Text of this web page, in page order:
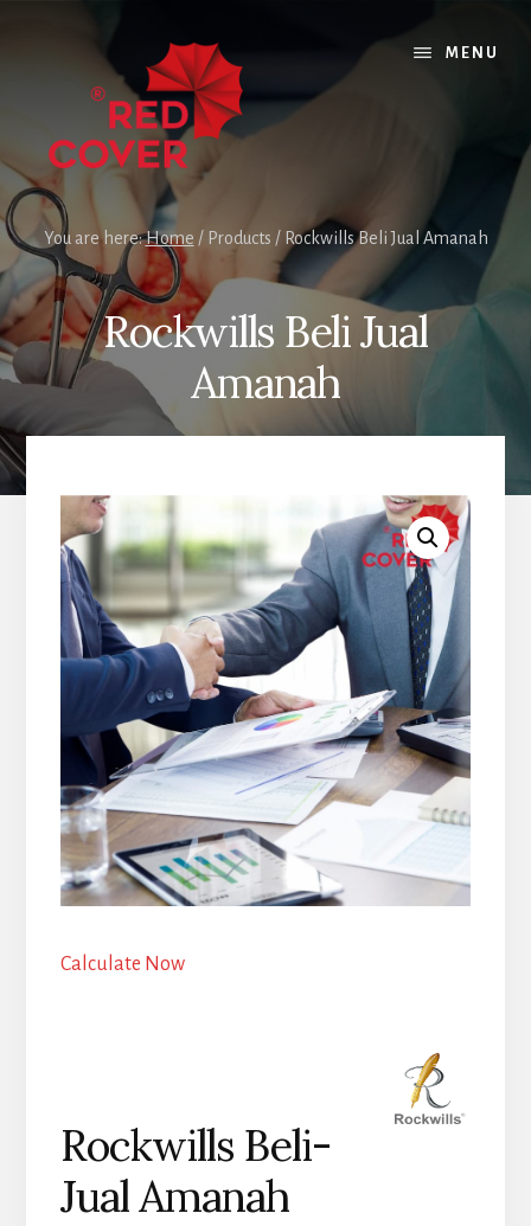
MENU
You are here:Home /Products /Rockwills Beli Jual Amanah
Rockwills Beli Jual
Amanah
Calculate Now
Rockwills Beli-
Jual Amanah